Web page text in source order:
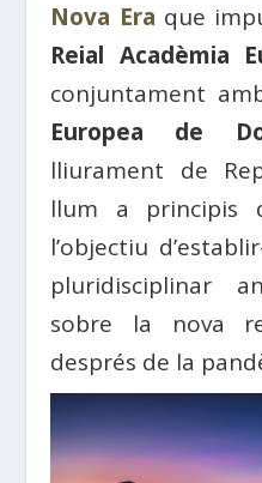
Nova Era que
Reial Acadèmia
conjuntament
Europea de
lliurament de
llum a principis
l’objectiu
pluridisciplinar
sobre la nova
després de la